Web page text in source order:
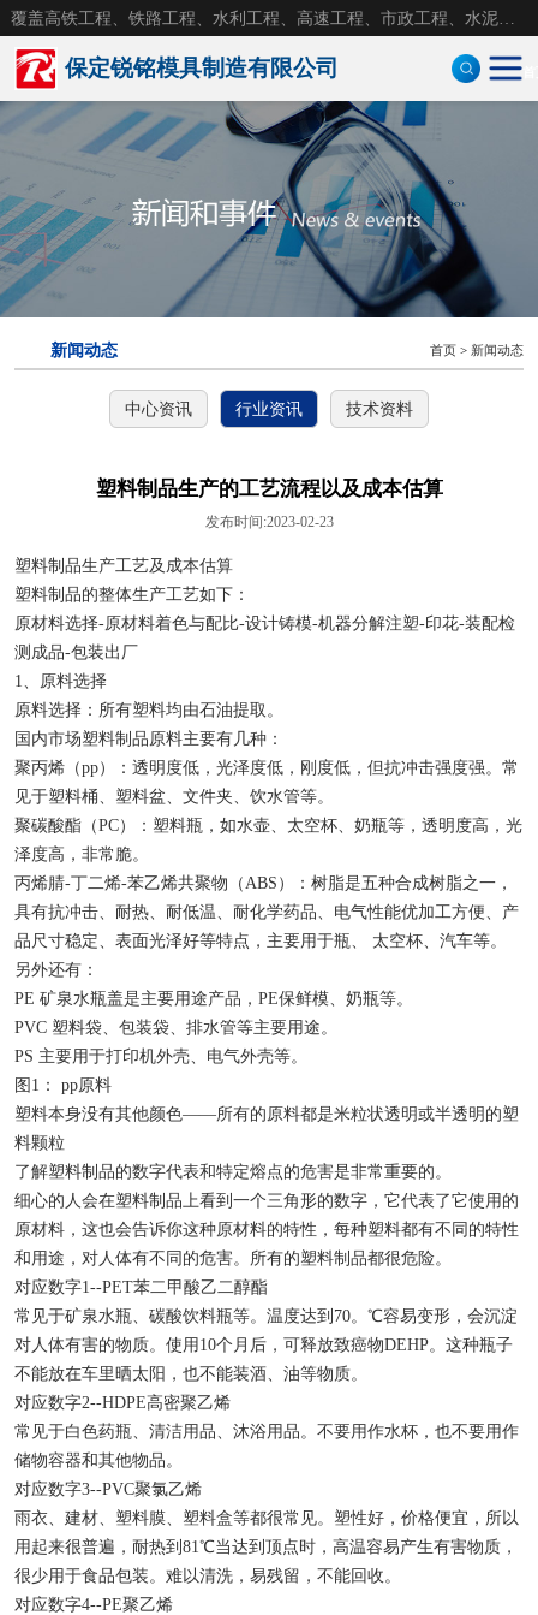
保定锐铭模具制造有限公司 首
新闻动态 首页 > 新闻动态
中心资讯 行业资讯 技术资料
塑料制品生产的工艺流程以及成本估算
发布时间:2023-02-23
塑料制品生产工艺及成本估算
塑料制品的整体生产工艺如下：
原材料选择-原材料着色与配比-设计铸模-机器分解注塑-印花-装配检
测成品-包装出厂
1、原料选择
原料选择：所有塑料均由石油提取。
国内市场塑料制品原料主要有几种：
聚丙烯（pp）：透明度低，光泽度低，刚度低，但抗冲击强度强。常
见于塑料桶、塑料盆、文件夹、饮水管等。
聚碳酸酯（PC）：塑料瓶，如水壶、太空杯、奶瓶等，透明度高，光
泽度高，非常脆。
丙烯腈-丁二烯-苯乙烯共聚物（ABS）：树脂是五种合成树脂之一，
具有抗冲击、耐热、耐低温、耐化学药品、电气性能优加工方便、产
品尺寸稳定、表面光泽好等特点，主要用于瓶、 太空杯、汽车等。
另外还有：
PE 矿泉水瓶盖是主要用途产品，PE保鲜模、奶瓶等。
PVC 塑料袋、包装袋、排水管等主要用途。
PS 主要用于打印机外壳、电气外壳等。
图1： pp原料
塑料本身没有其他颜色——所有的原料都是米粒状透明或半透明的塑
料颗粒
了解塑料制品的数字代表和特定熔点的危害是非常重要的。
细心的人会在塑料制品上看到一个三角形的数字，它代表了它使用的
原材料，这也会告诉你这种原材料的特性，每种塑料都有不同的特性
和用途，对人体有不同的危害。所有的塑料制品都很危险。
对应数字1--PET苯二甲酸乙二醇酯
常见于矿泉水瓶、碳酸饮料瓶等。温度达到70。℃容易变形，会沉淀
对人体有害的物质。使用10个月后，可释放致癌物DEHP。这种瓶子
不能放在车里晒太阳，也不能装酒、油等物质。
对应数字2--HDPE高密聚乙烯
常见于白色药瓶、清洁用品、沐浴用品。不要用作水杯，也不要用作
储物容器和其他物品。
对应数字3--PVC聚氯乙烯
雨衣、建材、塑料膜、塑料盒等都很常见。塑性好，价格便宜，所以
用起来很普遍，耐热到81℃当达到顶点时，高温容易产生有害物质，
很少用于食品包装。难以清洗，易残留，不能回收。
对应数字4--PE聚乙烯
定型钢模板
防护墙模板
风电基础模板
盖板模具
钢模具
拱形护坡模具
护坡模具
矩形槽模具
路缘石模具
排水槽模具
生态框模具
预制块模具
遮板模具